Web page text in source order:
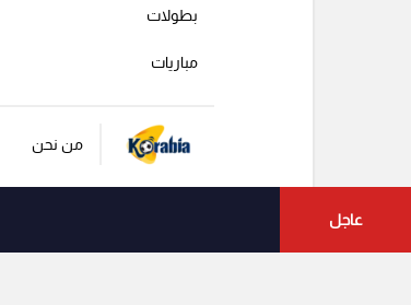
عاجل
بطولات
مباريات
من نحن